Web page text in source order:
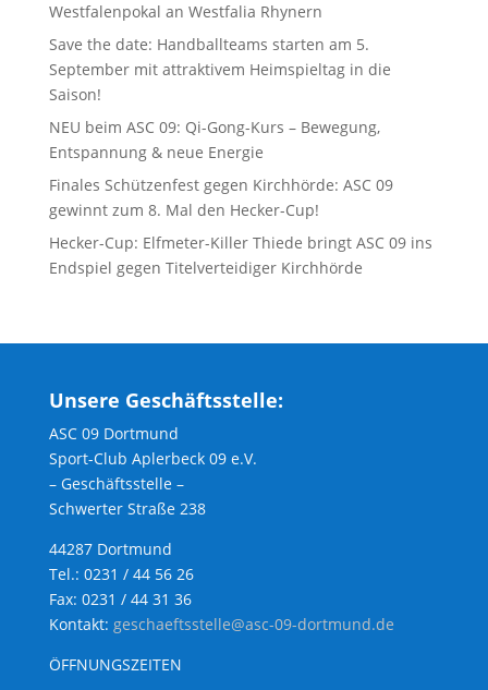
Westfalenpokal an Westfalia Rhynern
Save the date: Handballteams starten am 5.
September mit attraktivem Heimspieltag in die
Saison!
NEU beim ASC 09: Qi-Gong-Kurs – Bewegung,
Entspannung & neue Energie
Finales Schützenfest gegen Kirchhörde: ASC 09
gewinnt zum 8. Mal den Hecker-Cup!
Hecker-Cup: Elfmeter-Killer Thiede bringt ASC 09 ins
Endspiel gegen Titelverteidiger Kirchhörde
Unsere Geschäftsstelle:
ASC 09 Dortmund
Sport-Club Aplerbeck 09 e.V.
– Geschäftsstelle –
Schwerter Straße 238
44287 Dortmund
Tel.: 0231 / 44 56 26
Fax: 0231 / 44 31 36
Kontakt: geschaeftsstelle@asc-09-dortmund.de
ÖFFNUNGSZEITEN